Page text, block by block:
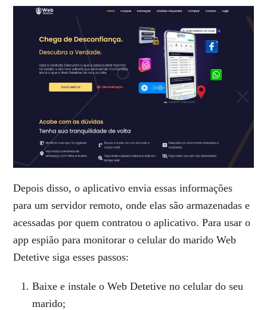
Depois disso, o aplicativo envia essas informações
para um servidor remoto, onde elas são armazenadas e
acessadas por quem contratou o aplicativo. Para usar o
app espião para monitorar o celular do marido Web
Detetive siga esses passos:
Baixe e instale o Web Detetive no celular do seu
marido;